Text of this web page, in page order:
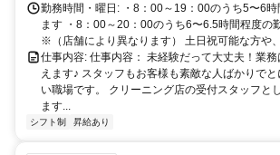
勤務時間・曜日: ・8：00～19：00のうち5〜6時
ます ・8：00～20：00のうち6〜6.5時間程度の
※（店舗により異なります） 土日祝可能な方や
仕事内容: 仕事内容： 未経験だって大丈夫！業
えます♪ スタッフもお客様も素敵な人ばかりで
い職場です。 クリーニング店の受付スタッフと
ます...
シフト制 昇給あり